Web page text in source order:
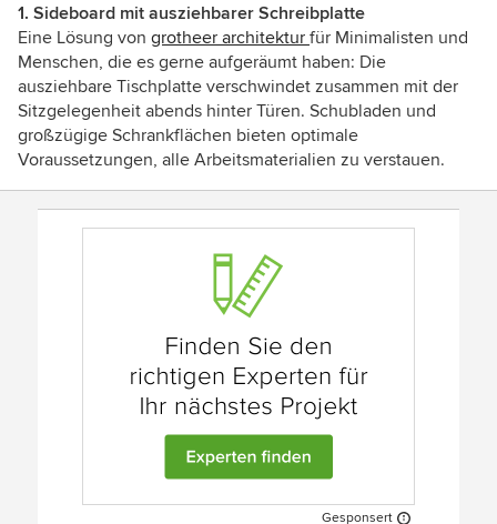
1. Sideboard mit ausziehbarer Schreibplatte
Eine Lösung von grotheer architektur für Minimalisten und
Menschen, die es gerne aufgeräumt haben: Die
ausziehbare Tischplatte verschwindet zusammen mit der
Sitzgelegenheit abends hinter Türen. Schubladen und
großzügige Schrankflächen bieten optimale
Voraussetzungen, alle Arbeitsmaterialien zu verstauen.
Gesponsert